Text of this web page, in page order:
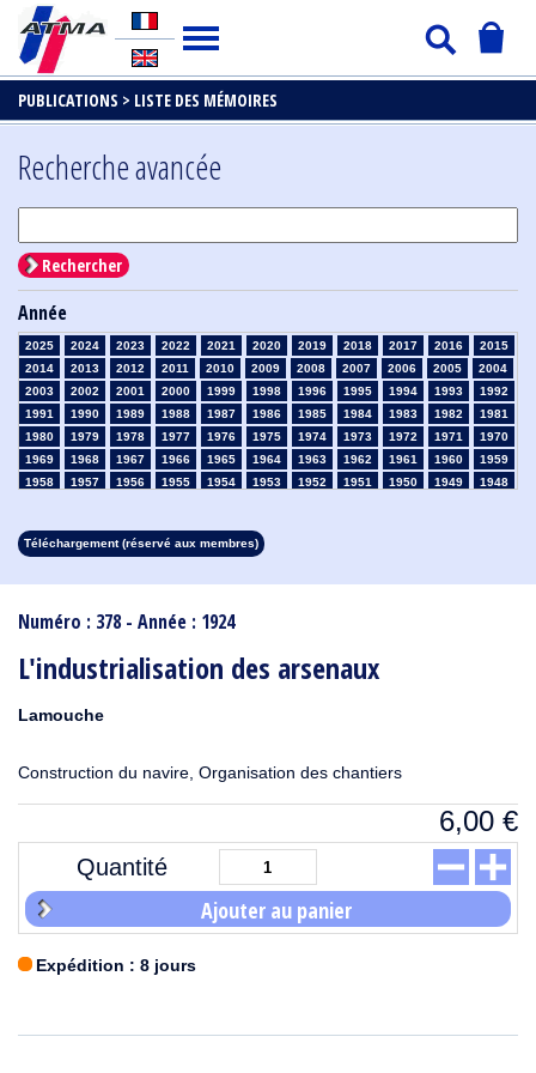
PUBLICATIONS > LISTE DES MÉMOIRES
Numéro : 378 - Année : 1924
L'industrialisation des arsenaux
Lamouche
Construction du navire, Organisation des chantiers
6,00 €
Quantité
Ajouter au panier
Expédition : 8 jours
Recherche avancée
Rechercher
Année
2025 2024 2023 2022 2021 2020 2019 2018 2017 2016
2015
2014
2013 2012 2011 2010 2009 2008 2007 2006 2005
2004
2003
2002 2001 2000 1999 1998 1996 1995 1994 1993
1992
1991
1990 1989 1988 1987 1986 1985 1984 1983 1982
1981
1980
1979 1978 1977 1976 1975 1974 1973 1972 1971
1970
1969
1968 1967 1966 1965 1964 1963 1962 1961 1960
1959
1958
1957 1956 1955 1954 1953 1952 1951 1950 1949
1948
1913
1912 1911 1910 1909 1908
Téléchargement (réservé aux membres)